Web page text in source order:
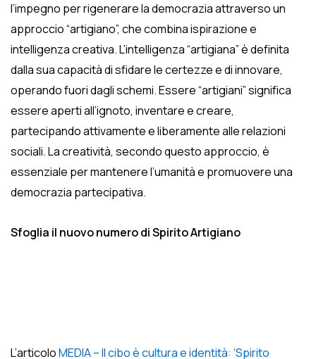
l’impegno per rigenerare la democrazia attraverso un
approccio “artigiano”, che combina ispirazione e
intelligenza creativa. L’intelligenza “artigiana” è definita
dalla sua capacità di sfidare le certezze e di innovare,
operando fuori dagli schemi. Essere “artigiani” significa
essere aperti all’ignoto, inventare e creare,
partecipando attivamente e liberamente alle relazioni
sociali. La creatività, secondo questo approccio, è
essenziale per mantenere l’umanità e promuovere una
democrazia partecipativa.
Sfoglia il nuovo numero di Spirito Artigiano
L’articoloMEDIA – Il cibo è cultura e identità: ‘Spirito